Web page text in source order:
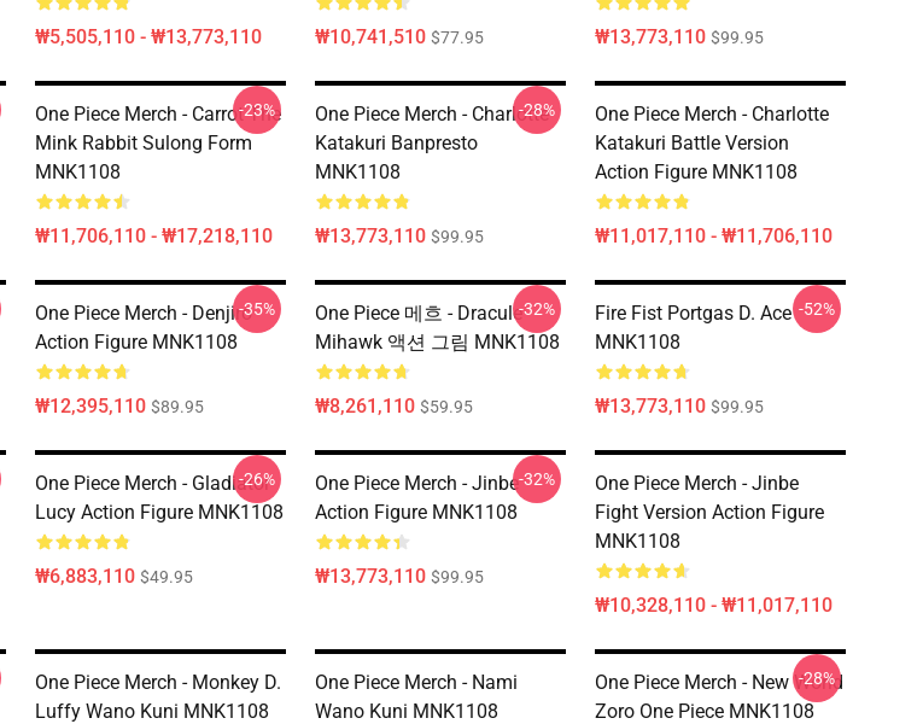
₩5,505,110 - ₩13,773,110 ₩10,741,510 $77.95 ₩13,773,110 $99.95
One Piece Merch - Carrot The
Mink Rabbit Sulong Form
MNK1108
₩11,706,110 - ₩17,218,110
-23%
One Piece Merch - Charlotte
Katakuri Banpresto
MNK1108
₩13,773,110 $99.95
-28%
One Piece Merch - Charlotte
Katakuri Battle Version
Action Figure MNK1108
₩11,017,110 - ₩11,706,110
One Piece Merch - Denjiro
Action Figure MNK1108
₩12,395,110 $89.95
-35%
One Piece 메흐 - Dracule
Mihawk 액션 그림 MNK1108
₩8,261,110 $59.95
-32%
Fire Fist Portgas D. Ace
MNK1108
₩13,773,110 $99.95
-52%
One Piece Merch - Gladiator
Lucy Action Figure MNK1108
₩6,883,110 $49.95
-26%
One Piece Merch - Jinbe
Action Figure MNK1108
₩13,773,110 $99.95
-32%
One Piece Merch - Jinbe
Fight Version Action Figure
MNK1108
₩10,328,110 - ₩11,017,110
One Piece Merch - Monkey D.
Luffy Wano Kuni MNK1108
One Piece Merch - Nami
Wano Kuni MNK1108
One Piece Merch - New World
Zoro One Piece MNK1108
-28%